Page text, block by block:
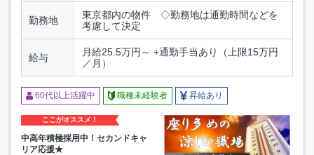
勤務地
東京都内の物件 ◇勤務地は通勤時間などを
考慮して決定
給与
月給25.5万円～ +通勤手当あり（上限15万円
／月）
60代以上活躍中 職種未経験者 昇給あり
ここがオススメ！
中高年積極採用中！セカンドキャ
リア応援★